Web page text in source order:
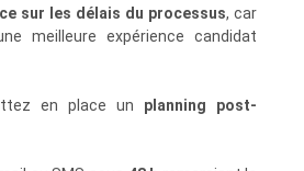
sur les délais du processus, car
meilleure expérience candidat
en place un planning post-